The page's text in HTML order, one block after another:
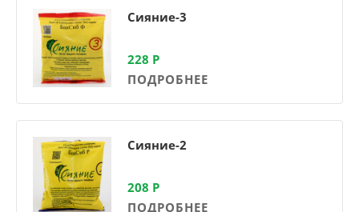
Сияние-3
228 Р
ПОДРОБНЕЕ
Сияние-2
208 Р
ПОДРОБНЕЕ